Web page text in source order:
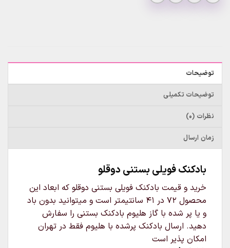
توضیحات
توضیحات تکمیلی
نظرات (0)
زمان ارسال
بادکنک فویلی بستنی دوقلو
خرید و قیمت بادکنک فویلی بستنی دوقلو که ابعاد این
محصول 72 در 41 سانتیمتر است و میتوانید بدون باد
و یا پر شده با گاز هلیوم بادکنک بستنی را سفارش
دهید. ارسال بادکنک پرشده با هلیوم فقط در تهران
امکان پذیر است